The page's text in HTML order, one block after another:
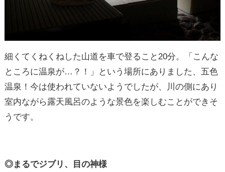
細くてくねくねした山道を車で登ること20分。「こんな
ところに温泉が…？！」という場所にありました、五色
温泉！今は使われていないようでしたが、川の側にあり
室内ながら露天風呂のような景色を楽しむことができそ
うです。
◎まるでジブリ、目の神様